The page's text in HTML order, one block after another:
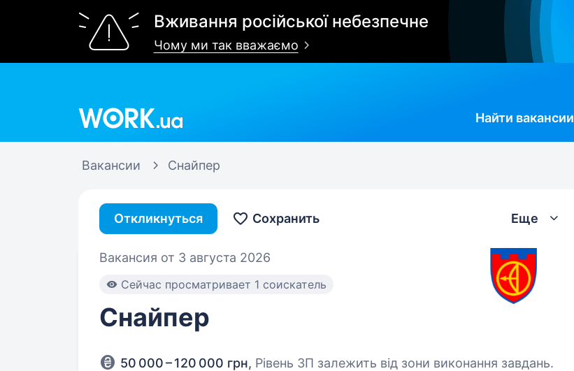
Вживання російської небезпечне
Чому ми так вважаємо
Найти вакансии
Вакансии Снайпер
Откликнуться Сохранить Еще
Вакансия от 3 августа 2026
Cейчас просматривает 1 соискатель
Снайпер
50 000 – 120 000 грн, Рівень ЗП залежить від зони виконання завдань.